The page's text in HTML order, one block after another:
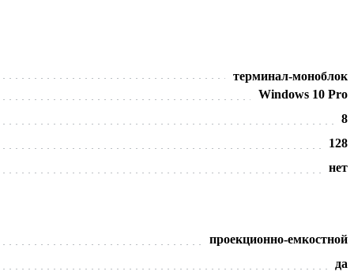
терминал-моноблок
Windows 10 Pro
8
128
нет
проекционно-емкостной
да